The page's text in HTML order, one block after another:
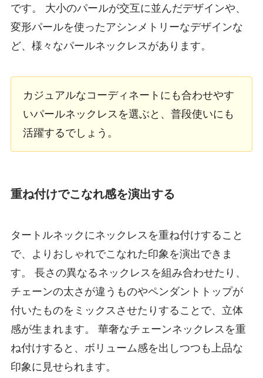
です。 大小のパールが交互に並んだデザインや、
変形パールを使ったアシンメトリーなデザインな
ど、様々なパールネックレスがあります。
カジュアルなコーディネートにも合わせやす
いパールネックレスを選ぶと、普段使いにも
活躍するでしょう。
重ね付けでこなれ感を演出する
タートルネックにネックレスを重ね付けすること
で、よりおしゃれでこなれた印象を演出できま
す。 長さの異なるネックレスを組み合わせたり、
チェーンの太さが違うものやペンダントトップが
付いたものをミックスさせたりすることで、立体
感が生まれます。 華奢なチェーンネックレスを重
ね付けすると、ボリューム感を出しつつも上品な
印象に見せられます。